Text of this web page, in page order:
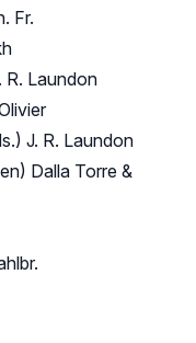
Fr.
R. Laundon
J. R. Laundon
Dalla Torre &